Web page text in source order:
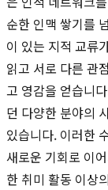
순한 인맥 쌓기를
이 있는 지적 교류
읽고 서로 다른 관
고 영감을 얻습니
던 다양한 분야의
있습니다. 이러한
새로운 기회로 이
한 취미 활동 이상